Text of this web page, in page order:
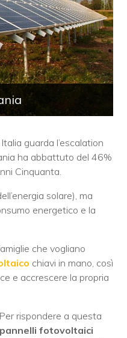
guarda l’escalation
ha abbattuto del 46%
Cinquanta.
solare), ma
energetico e la
che vogliano
chiavi in mano, così
e accrescere la propria
rispondere a questa
pannelli fotovoltaici